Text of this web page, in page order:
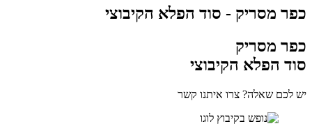
כפר מסריק - סוד הפלא הקיבוצי
כפר מסריק
סוד הפלא הקיבוצי
יש לכם שאלה? צרו איתנו קשר